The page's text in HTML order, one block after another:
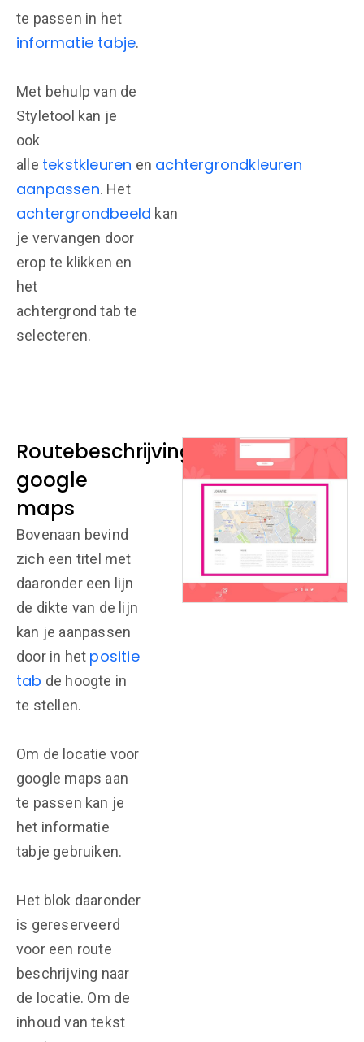
te passen in het
informatie tabje.
Met behulp van de
Styletool kan je
ook
alle tekstkleuren en achtergrondkleuren
aanpassen. Het
achtergrondbeeld kan
je vervangen door
erop te klikken en
het
achtergrond tab te
selecteren.
Routebeschrijving &
google
maps
Bovenaan bevind
zich een titel met
daaronder een lijn
de dikte van de lijn
kan je aanpassen
door in het positie
tab de hoogte in
te stellen.
Om de locatie voor
google maps aan
te passen kan je
het informatie
tabje gebruiken.
Het blok daaronder
is gereserveerd
voor een route
beschrijving naar
de locatie. Om de
inhoud van tekst